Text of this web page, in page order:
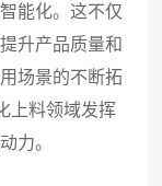
能化。这不仅
升产品质量和
场景的不断拓
上料领域发挥
力。